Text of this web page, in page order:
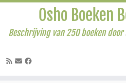
Osho Boeken
Beschrijving van 250 boeken door